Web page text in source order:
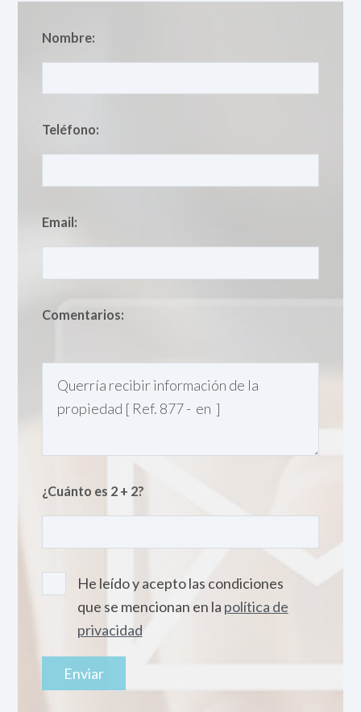
Nombre:
Teléfono:
Email:
Comentarios:
¿Cuánto es 2 + 2?
He leído y acepto las condiciones
que se mencionan en la política de
privacidad